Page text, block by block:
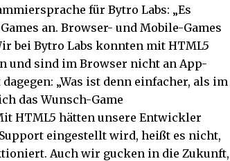
für Bytro Labs: „Es
an. Browser- und Mobile-Games
bei Bytro Labs konnten mit HTML5
und sind im Browser nicht an App-
„Was ist denn einfacher, als im
das Wunsch-Game
HTML5 hätten unsere Entwickler
eingestellt wird, heißt es nicht,
Auch wir gucken in die Zukunft,